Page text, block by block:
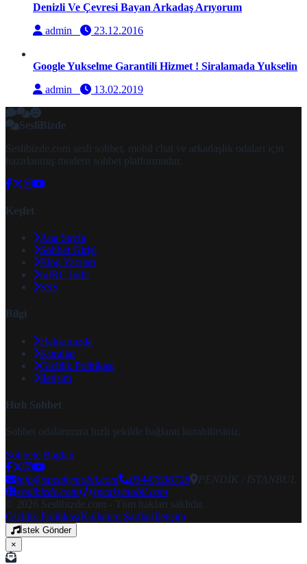
Denizli Ve Çevresi Bayan Arkadaş Arıyorum
admin
23.12.2016
Google Yukselme Garantili Hizmet ! Siralamada Yukselin
admin
13.02.2019
SesliBizde
Seslibizde.com sesli sohbet, mobil chat ve arkadaşlık odaları için
hazırlanmış modern sohbet platformudur.
Keşfet
Ana Sayfa
Sohbet Girişi
Blog Yazıları
mIRC İndir
SSS
Bilgi
Hakkımızda
Kurallar
Gizlilik Politikası
İletişim
Hızlı Sohbet
Sohbet odalarımıza hızlı şekilde bağlantı kurabilirsiniz.
Sohbete Bağlan
info@speakymobil.com 05447636728
PENDİK / İSTANBUL
seslibizde.com
speakymobil.com
© 2026 Seslibizde.com - Tüm hakları saklıdır.
Gizlilik PolitikasıKullanım Şartlarıİletişim
İstek Gönder
×